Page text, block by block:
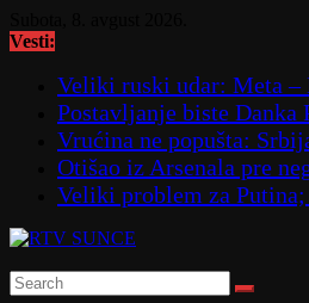
to
Vesti:
Veliki ruski udar: Meta
Postavljanje biste Danka
Vrućina ne popušta:
Otišao iz Arsenala pre
Veliki problem za